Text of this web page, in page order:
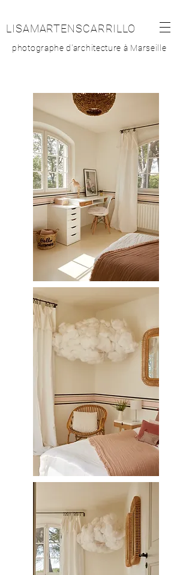
LISAMARTENSCARRILLO
photographe d'architecture à Marseille